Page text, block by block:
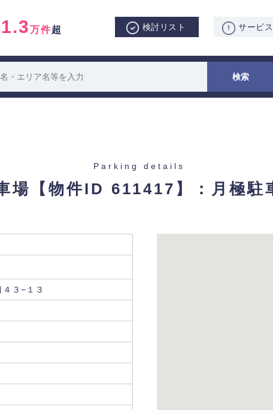
1.3万件超 検討リスト サービ
Parking details
場 【物件ID 611417】：月極駐
３−１３